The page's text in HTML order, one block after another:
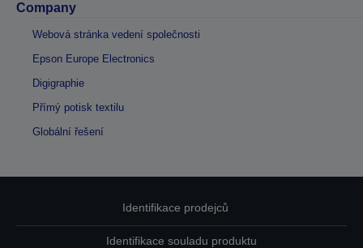
Company
Webová stránka vedení společnosti
Epson Europe Electronics
Digigraphie
Přímý potisk textilu
Globální řešení
Identifikace prodejců
Identifikace souladu produktu